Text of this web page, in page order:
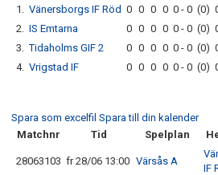
1. Vänersborgs IF Röd 0 0 0 0 0 - 0 (0)
2. IS Emtarna 0 0 0 0 0 - 0 (0)
3. Tidaholms GIF 2 0 0 0 0 0 - 0 (0)
4. Vrigstad IF 0 0 0 0 0 - 0 (0)
Spara som excelfil Spara till din kalender
Matchnr
Tid Spelplan
28063103 fr 28/06 13:00 Värsås A
IF